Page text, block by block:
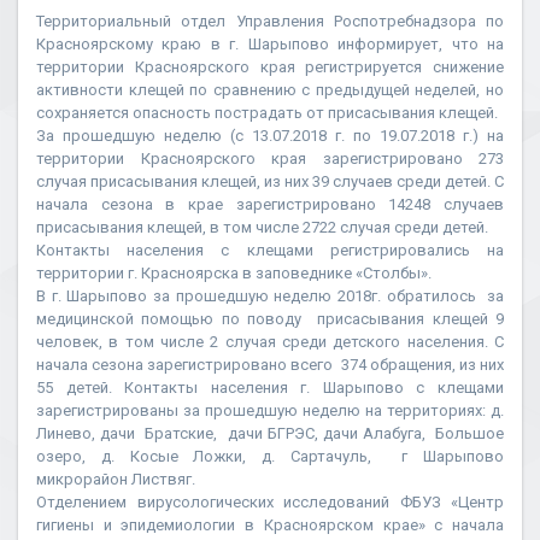
Территориальный отдел Управления Роспотребнадзора по
Красноярскому краю в г. Шарыпово информирует, что на
территории Красноярского края регистрируется снижение
активности клещей по сравнению с предыдущей неделей, но
сохраняется опасность пострадать от присасывания клещей.
За прошедшую неделю (с 13.07.2018 г. по 19.07.2018 г.) на
территории Красноярского края зарегистрировано 273
случая присасывания клещей, из них 39 случаев среди детей. С
начала сезона в крае зарегистрировано 14248 случаев
присасывания клещей, в том числе 2722 случая среди детей.
Контакты населения с клещами регистрировались на
территории г. Красноярска в заповеднике «Столбы».
В г. Шарыпово за прошедшую неделю 2018г. обратилось за
медицинской помощью по поводу присасывания клещей 9
человек, в том числе 2 случая среди детского населения. С
начала сезона зарегистрировано всего 374 обращения, из них
55 детей. Контакты населения г. Шарыпово с клещами
зарегистрированы за прошедшую неделю на территориях: д.
Линево, дачи Братские, дачи БГРЭС, дачи Алабуга, Большое
озеро, д. Косые Ложки, д. Сартачуль, г Шарыпово
микрорайон Листвяг.
Отделением вирусологических исследований ФБУЗ «Центр
гигиены и эпидемиологии в Красноярском крае» с начала